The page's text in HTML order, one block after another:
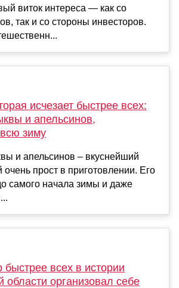
виток интереса — как со
так и со стороны инвесторов.
исчезает быстрее всех:
и апельсинов,
зиму
и апельсинов – вкуснейший
очень прост в приготовлении. Его
самого начала зимы и даже
всех в истории
области организовал себе